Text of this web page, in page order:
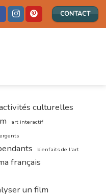
CONTACT
culturelles
art interactif
bienfaits de l'art
français
un film